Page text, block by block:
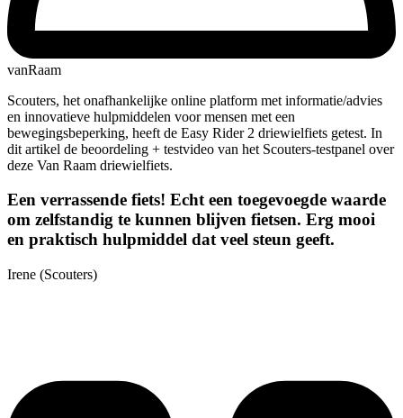
vanRaam
Scouters, het onafhankelijke online platform met informatie/advies
en innovatieve hulpmiddelen voor mensen met een
bewegingsbeperking, heeft de Easy Rider 2 driewielfiets getest. In
dit artikel de beoordeling + testvideo van het Scouters-testpanel over
deze Van Raam driewielfiets.
Een verrassende fiets! Echt een toegevoegde waarde
om zelfstandig te kunnen blijven fietsen. Erg mooi
en praktisch hulpmiddel dat veel steun geeft.
Irene (Scouters)